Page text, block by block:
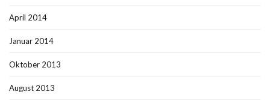
April 2014
Januar 2014
Oktober 2013
August 2013